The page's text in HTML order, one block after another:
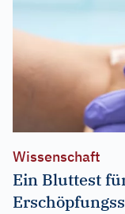
Wissenschaft
Ein Bluttest